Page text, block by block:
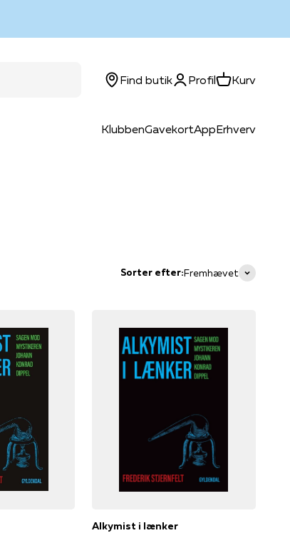
KlubbenGavekortAppErhverv
Find butikLog ind
ProfilKurvKurv
Sorter efter:Fremhævet
Alkymist i lænker